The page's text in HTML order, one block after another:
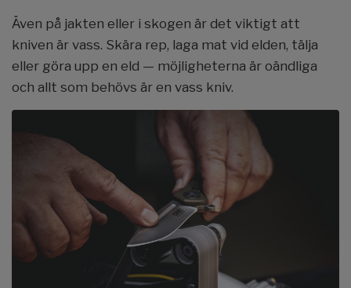
Även på jakten eller i skogen är det viktigt att
kniven är vass. Skära rep, laga mat vid elden, tälja
eller göra upp en eld — möjligheterna är oändliga
och allt som behövs är en vass kniv.